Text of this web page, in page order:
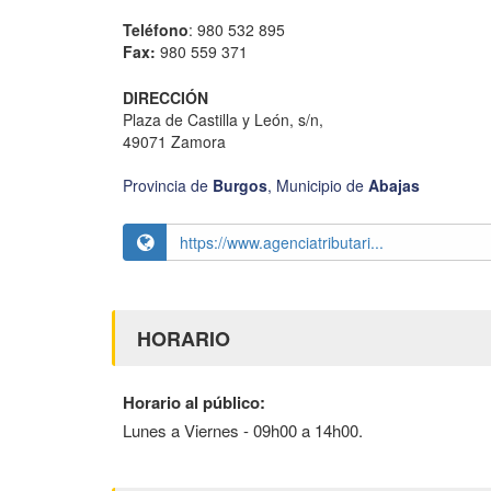
Teléfono: 980 532 895
Fax: 980 559 371
DIRECCIÓN
Plaza de Castilla y León, s/n,
49071 Zamora
Provincia de Burgos, Municipio de Abajas
https://www.agenciatributari...
HORARIO
Horario al público:
Lunes a Viernes - 09h00 a 14h00.